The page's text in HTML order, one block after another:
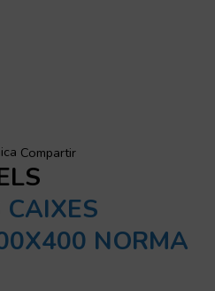
Compartir
CAIXES
NORMA